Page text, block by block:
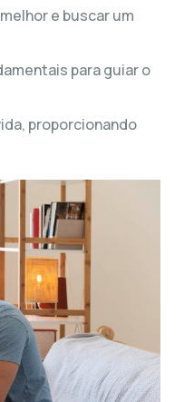
e buscar um
para guiar o
proporcionando